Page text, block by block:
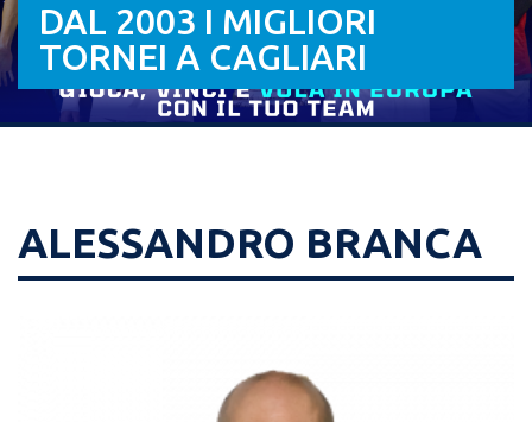
DAL 2003 I MIGLIORI
TORNEI A CAGLIARI
ALESSANDRO BRANCA